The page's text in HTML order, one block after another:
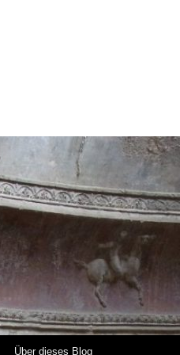
Über dieses Blog